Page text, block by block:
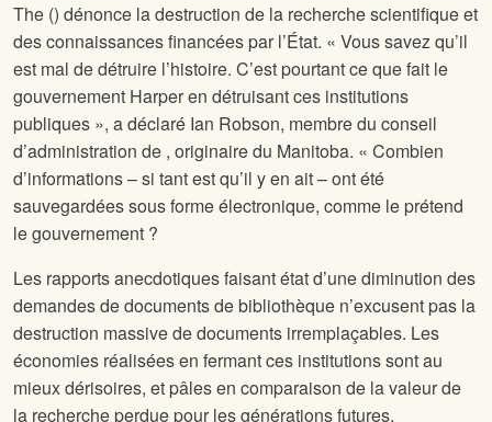
The () dénonce la destruction de la recherche scientifique et
des connaissances financées par l’État. « Vous savez qu’il
est mal de détruire l’histoire. C’est pourtant ce que fait le
gouvernement Harper en détruisant ces institutions
publiques », a déclaré Ian Robson, membre du conseil
d’administration de , originaire du Manitoba. « Combien
d’informations – si tant est qu’il y en ait – ont été
sauvegardées sous forme électronique, comme le prétend
le gouvernement ?
Les rapports anecdotiques faisant état d’une diminution des
demandes de documents de bibliothèque n’excusent pas la
destruction massive de documents irremplaçables. Les
économies réalisées en fermant ces institutions sont au
mieux dérisoires, et pâles en comparaison de la valeur de
la recherche perdue pour les générations futures.